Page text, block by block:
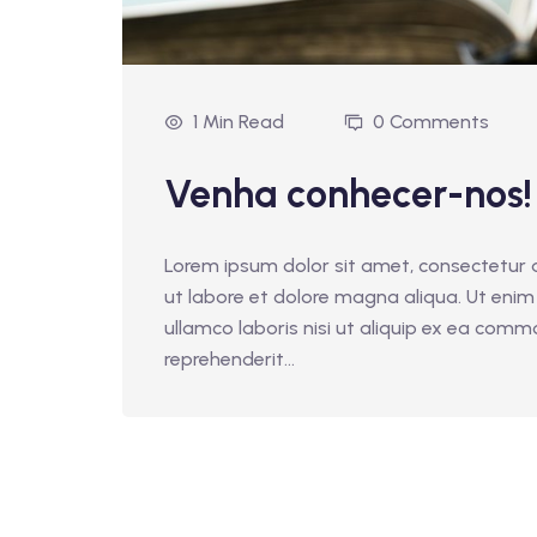
1 Min Read 0 Comments
Venha conhecer-nos!
Lorem ipsum dolor sit amet, consectetur
ut labore et dolore magna aliqua. Ut
ullamco laboris nisi ut aliquip ex ea
reprehenderit...